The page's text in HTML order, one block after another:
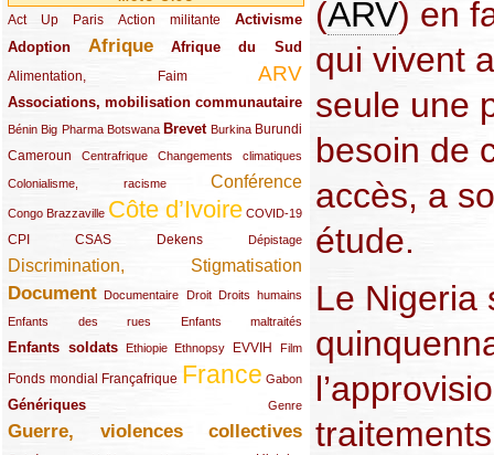
Act Up Paris
(49/289) Action militante
(32/289) Activisme
(73/289)
Adoption
(82/289) Afrique
(161/289) Afrique du Sud
(73/289)
Alimentation, Faim
(48/289) ARV
(203/289)
Associations, mobilisation communautaire
(65/289)
Bénin
(13/289)Big Pharma
(16/289) Botswana
(9/289) Brevet
(83/289) Burkina
(18/289) Burundi
(30/289)
Cameroun
(47/289) Centrafrique
(23/289) Changements climatiques
(10/289)
Colonialisme, racisme
(19/289) Conférence
(118/289)
Congo Brazzaville
(24/289) Côte d’Ivoire
(263/289) COVID-19
(13/289)
CPI
(48/289) CSAS
(32/289) Dekens
(29/289) Dépistage
(19/289)
Discrimination, Stigmatisation
(131/289)
Document
(145/289) Documentaire
(9/289) Droit
(20/289) Droits humains
(22/289)
Enfants des rues
(21/289) Enfants maltraités
(10/289)
Enfants soldats
(68/289) Ethiopie
(12/289) Ethnopsy
(15/289) EVVIH
(55/289) Film
(22/289)
Fonds mondial
(48/289) Françafrique
(39/289) France
(289/289) Gabon
(12/289)
Génériques
(59/289) Genre
(22/289)
Guerre, violences collectives
(149/289)
(ARV) en
qui vivent
seule une
besoin de
accès, a
étude.
Le Nigeria